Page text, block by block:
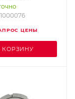
ЦЕНЫ
КОРЗИНУ